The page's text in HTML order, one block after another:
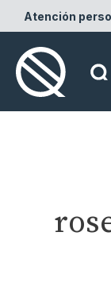
al
contenido
Atención